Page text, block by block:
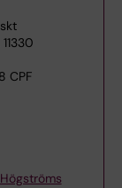
CPF